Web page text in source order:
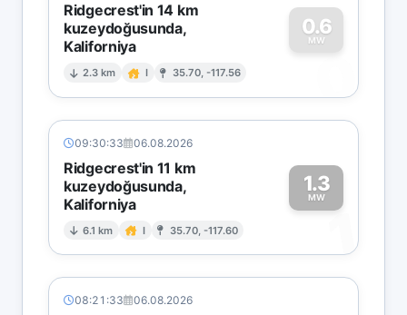
Ridgecrest'in 14 km
kuzeydoğusunda,
Kaliforniya
2.3 km I 35.70, -117.56
0.6
MW
0
09:30:33 06.08.2026
Ridgecrest'in 11 km
kuzeydoğusunda,
Kaliforniya
6.1 km I 35.70, -117.60
1.3
MW
1
08:21:33 06.08.2026